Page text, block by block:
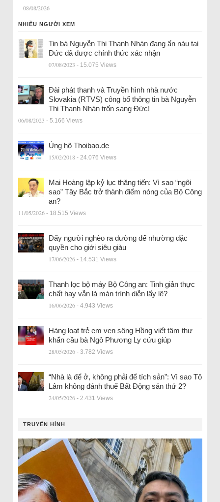
08/08/2026
NHIỀU NGƯỜI XEM
Tin bà Nguyễn Thị Thanh Nhàn đang ẩn náu tại
Đức đã được chính thức xác nhận
07/08/2023 - 15.075 Views
Đài phát thanh và Truyền hình nhà nước
Slovakia (RTVS) công bố thông tin bà Nguyễn
Thị Thanh Nhàn trốn sang Đức!
06/08/2023 - 5.166 Views
Ủng hộ Thoibao.de
15/02/2018 - 24.076 Views
Mai Hoàng lập kỷ lục thăng tiến: Vì sao “ngôi
sao” Tây Bắc trở thành điểm nóng của Bộ Công
an?
11/05/2026 - 18.515 Views
Đẩy người nghèo ra đường để nhường đặc
quyền cho giới siêu giàu
17/06/2026 - 14.531 Views
Thanh lọc bộ máy Bộ Công an: Tinh giản thực
chất hay vẫn là màn trình diễn lấy lệ?
16/06/2026 - 4.943 Views
Hàng loạt trẻ em ven sông Hồng viết tâm thư
khẩn cầu bà Ngô Phương Ly cứu giúp
28/05/2026 - 3.782 Views
“Nhà là để ở, không phải để tích sản”: Vì sao Tô
Lâm không đánh thuế Bất Động sản thứ 2?
24/05/2026 - 2.431 Views
TRUYỀN HÌNH